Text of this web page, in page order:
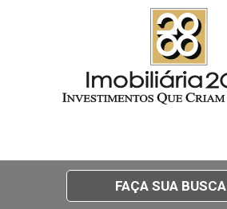
FAÇA SUA BUSCA